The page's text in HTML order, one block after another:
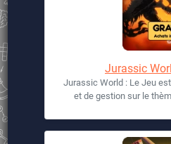
Jurassic
Jurassic World : Le Jeu
et de gestion sur le